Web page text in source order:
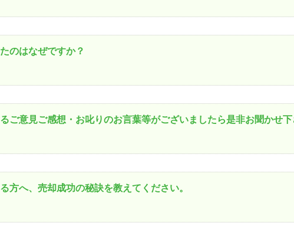
のはなぜですか？
ご意見ご感想・お叱りのお言葉等がございましたら是非お聞かせ下
方へ、売却成功の秘訣を教えてください。